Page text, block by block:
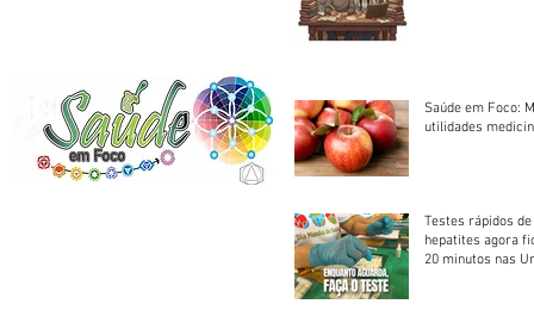
Saúde em Foco:
utilidades
Testes rápidos
hepatites agora
20 minutos nas